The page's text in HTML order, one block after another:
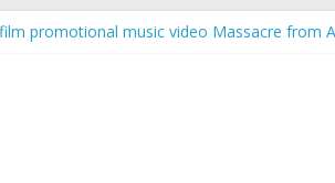
promotional music video Massacre from
रोल और दमानी परिवार की एंट्री के बारे में बात की
नेतृत्व की ओर ले जा रहा सबसे बड़ा मंच
विज़न : सचिन जैन